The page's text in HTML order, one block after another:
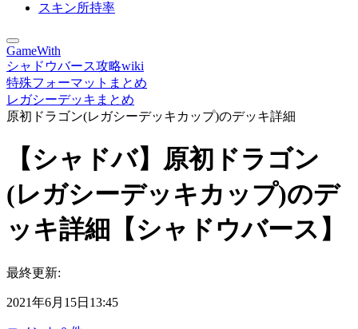
スキン所持率
GameWith
シャドウバース攻略wiki
特殊フォーマットまとめ
レガシーデッキまとめ
原初ドラゴン(レガシーデッキカップ)のデッキ詳細
【シャドバ】原初ドラゴン
(レガシーデッキカップ)のデ
ッキ詳細【シャドウバース】
最終更新:
2021年6月15日13:45